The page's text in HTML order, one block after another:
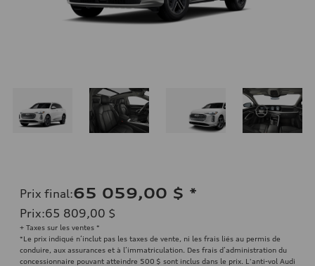
Prix final:65 059,00 $ *
Prix:65 809,00 $
+ Taxes sur les ventes *
*Le prix indiqué n’inclut pas les taxes de vente, ni les frais liés au permis de
conduire, aux assurances et à l’immatriculation. Des frais d’administration du
concessionnaire pouvant atteindre 500 $ sont inclus dans le prix. L'anti-vol Audi